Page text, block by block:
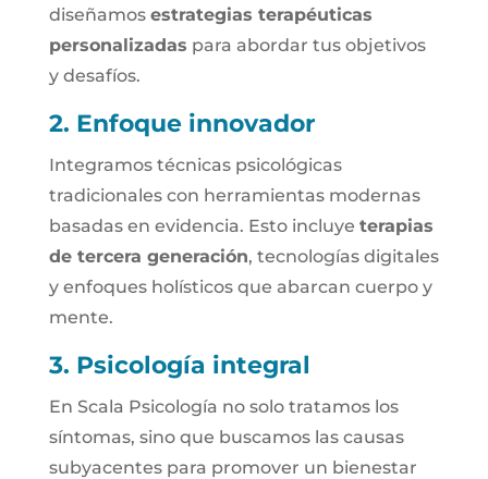
diseñamos estrategias terapéuticas
personalizadas para abordar tus objetivos
y desafíos.
2. Enfoque innovador
Integramos técnicas psicológicas
tradicionales con herramientas modernas
basadas en evidencia. Esto incluye terapias
de tercera generación, tecnologías digitales
y enfoques holísticos que abarcan cuerpo y
mente.
3. Psicología integral
En Scala Psicología no solo tratamos los
síntomas, sino que buscamos las causas
subyacentes para promover un bienestar